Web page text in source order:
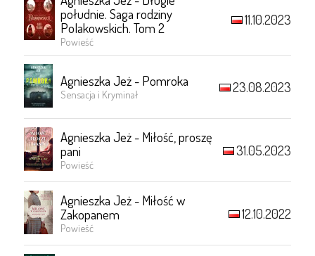
południe. Saga rodziny
Polakowskich. Tom 2
Powieść
11.10.2023
Agnieszka Jeż - Pomroka
Sensacja i Kryminał 23.08.2023
Agnieszka Jeż - Miłość, proszę
pani
Powieść
31.05.2023
Agnieszka Jeż - Miłość w
Zakopanem
Powieść
12.10.2022